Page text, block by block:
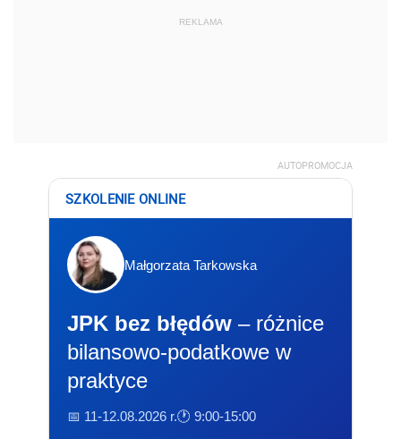
REKLAMA
AUTOPROMOCJA
SZKOLENIE ONLINE
Małgorzata Tarkowska
JPK bez błędów – różnice
bilansowo-podatkowe w
praktyce
📅 11-12.08.2026 r.🕐 9:00-15:00